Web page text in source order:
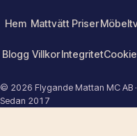
Hem Mattvätt Priser
Blogg VillkorIntegritet
© 2026 Flygande Mattan MC AB
Sedan 2017